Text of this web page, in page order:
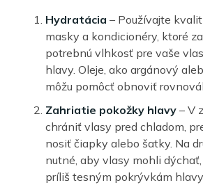
Hydratácia – Používajte
masky a kondicionéry, ktoré
potrebnú vlhkosť pre vaše
hlavy. Oleje, ako argánový
môžu pomôcť obnoviť
Zahriatie pokožky hlavy – V
chrániť vlasy pred chladom,
nosiť čiapky alebo šatky. Na
nutné, aby vlasy mohli
príliš tesným pokrývkám